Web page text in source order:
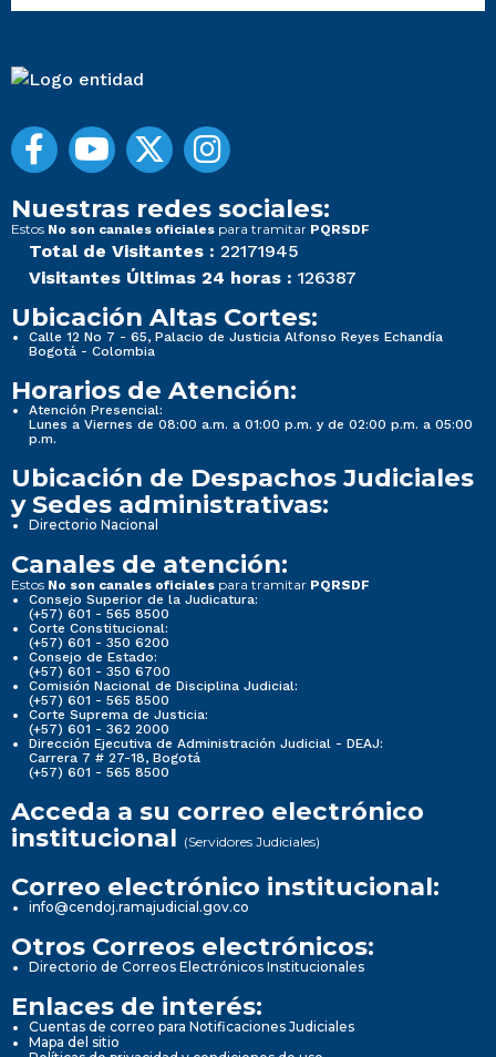
Nuestras redes sociales:
Estos No son canales oficiales para tramitar PQRSDF
Total de Visitantes : 22171945
Visitantes Últimas 24 horas : 126387
Ubicación Altas Cortes:
Calle 12 No 7 - 65, Palacio de Justicia Alfonso Reyes Echandía
Bogotá - Colombia
Horarios de Atención:
Atención Presencial:
Lunes a Viernes de 08:00 a.m. a 01:00 p.m. y de 02:00 p.m. a 05:00
p.m.
Ubicación de Despachos Judiciales
y Sedes administrativas:
Directorio Nacional
Canales de atención:
Estos No son canales oficiales para tramitar PQRSDF
Consejo Superior de la Judicatura:
(+57) 601 - 565 8500
Corte Constitucional:
(+57) 601 - 350 6200
Consejo de Estado:
(+57) 601 - 350 6700
Comisión Nacional de Disciplina Judicial:
(+57) 601 - 565 8500
Corte Suprema de Justicia:
(+57) 601 - 362 2000
Dirección Ejecutiva de Administración Judicial - DEAJ:
Carrera 7 # 27-18, Bogotá
(+57) 601 - 565 8500
Acceda a su correo electrónico
institucional (Servidores Judiciales)
Correo electrónico institucional:
info@cendoj.ramajudicial.gov.co
Otros Correos electrónicos:
Directorio de Correos Electrónicos Institucionales
Enlaces de interés:
Cuentas de correo para Notificaciones Judiciales
Mapa del sitio